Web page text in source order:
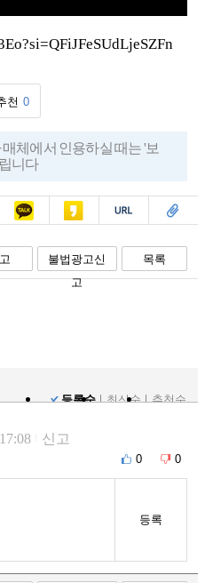
천 0
체에서 인용하실 때는 '보
니다
카톡 카스 복사 스크랩
불법광고신
고
목록
등록순
최신순 추천순
신고
0 0
등록